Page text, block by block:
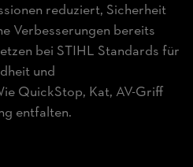
reduziert, Sicherheit
Verbesserungen bereits
bei STIHL Standards für
und
QuickStop, Kat, AV-Griff
entfalten.